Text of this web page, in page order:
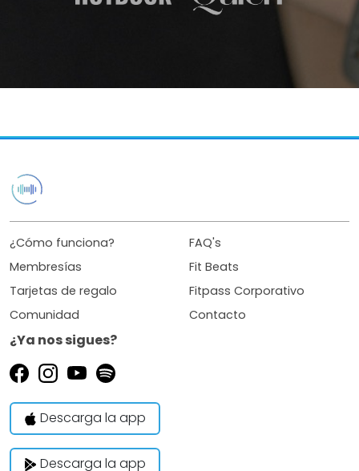
¿Cómo funciona?
Membresías
Tarjetas de regalo
Comunidad
FAQ's
Fit Beats
Fitpass Corporativo
Contacto
¿Ya nos sigues?
Descarga la app
Descarga la app